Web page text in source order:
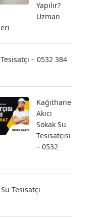
Yapılır?
Uzman
– 0532 384
Kağıthane
Akıcı
Sokak Su
Tesisatçısı
– 0532
Tesisatçı